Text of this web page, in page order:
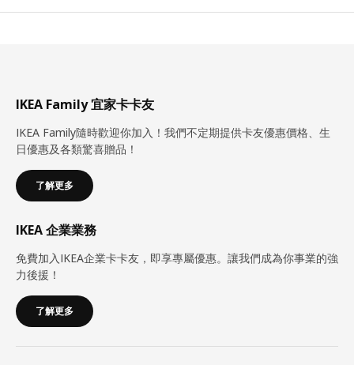
IKEA Family 宜家卡卡友
IKEA Family隨時歡迎你加入！我們不定期提供卡友優惠價格、生
日優惠及各類驚喜贈品！
了解更多
IKEA 企業業務
免費加入IKEA企業卡卡友，即享專屬優惠。讓我們成為你事業的強
力後援！
了解更多